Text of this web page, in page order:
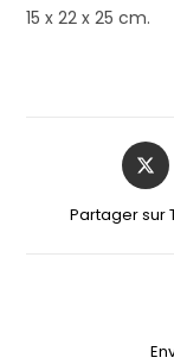
15 x 22 x 25 cm.
Partager sur